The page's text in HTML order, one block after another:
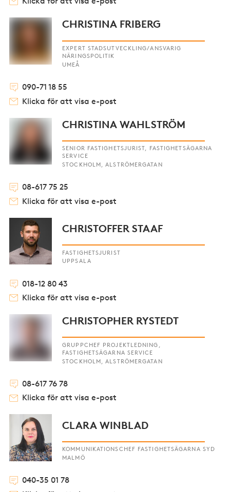
CHRISTINA FRIBERG
EXPERT STADSUTVECKLING/ANSVARIG
NÄRINGSPOLITIK
UMEÅ
090-71 18 55
Klicka för att visa e-post
CHRISTINA WAHLSTRÖM
SENIOR FASTIGHETSJURIST, FASTIGHETSÄGARNA
SERVICE
STOCKHOLM, ALSTRÖMERGATAN
08-617 75 25
Klicka för att visa e-post
CHRISTOFFER STAAF
FASTIGHETSJURIST
UPPSALA
018-12 80 43
Klicka för att visa e-post
CHRISTOPHER RYSTEDT
GRUPPCHEF PROJEKTLEDNING,
FASTIGHETSÄGARNA SERVICE
STOCKHOLM, ALSTRÖMERGATAN
08-617 76 78
Klicka för att visa e-post
CLARA WINBLAD
KOMMUNIKATIONSCHEF FASTIGHETSÄGARNA SYD
MALMÖ
040-35 01 78